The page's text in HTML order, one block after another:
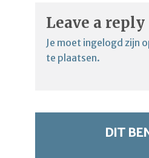
Leave a reply
Je moet ingelogd zijn
te plaatsen.
DIT